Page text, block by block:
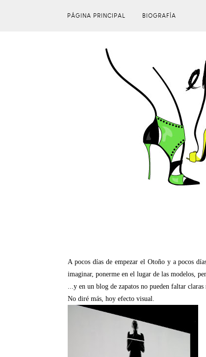
PÁGINA PRINCIPAL BIOGRAFÍA
A pocos días de empezar el Otoño y a pocos
imaginar, ponerme en el lugar de las modelos,
...y en un blog de zapatos no pueden faltar
No diré más, hoy efecto visual.